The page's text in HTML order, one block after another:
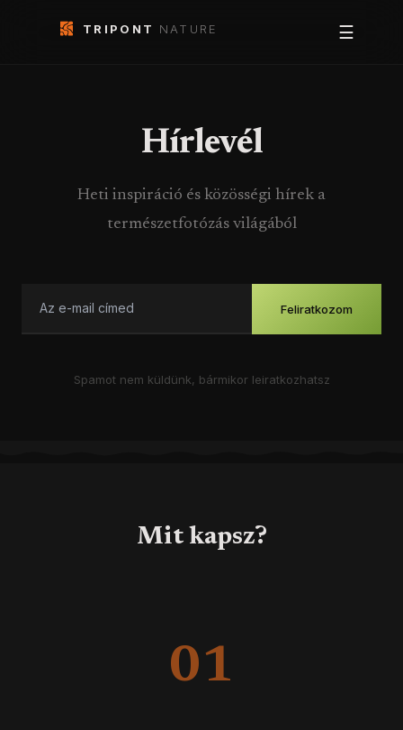
TRIPONT NATURE ☰
Hírlevél
Heti inspiráció és közösségi hírek a
természetfotózás világából
Feliratkozom
Spamot nem küldünk, bármikor leiratkozhatsz
Mit kapsz?
01